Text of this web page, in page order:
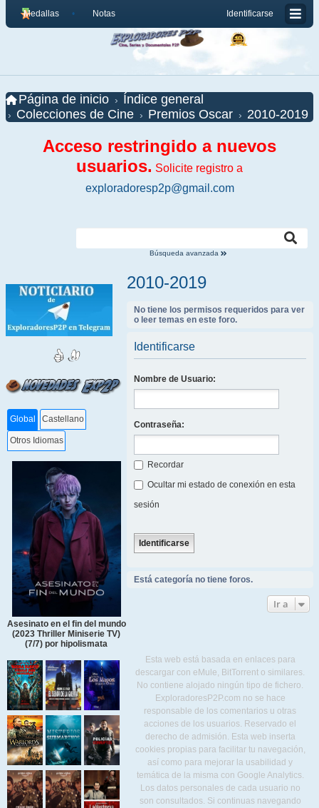
Identificarse
Medallas Notas
Página de inicio
Índice general
Colecciones de Cine
Premios Oscar 2010-2019
Acceso restringido a nuevos
usuarios. Solicite registro a
exploradoresp2p@gmail.com
Búsqueda avanzada
Global Castellano
Otros Idiomas
Asesinato en el fin del mundo
(2023 Thriller Miniserie TV)
(7/7) por hipolismata
2010-2019
No tiene los permisos requeridos para ver
o leer temas en este foro.
Identificarse
Nombre de Usuario:
Contraseña:
Recordar
Ocultar mi estado de conexión en esta
sesión
Está categoría no tiene foros.
Ir a
Esta web está basada en enlaces para
descargar con eMule, BitTorrent o similares.
No contiene alojado ningún tipo de fichero.
ExploradoresP2P.com no se hace
responsable de los comentarios u otras
acciones de los usuarios. Reservado el
derecho de admisión. Esta web inserta
cookies propias para facilitar tu navegación,
así como para mejorar la usabilidad y
temática de la misma con Google Analytics.
Los datos personales de cada usuario no
son consultados. Si continuas navegando